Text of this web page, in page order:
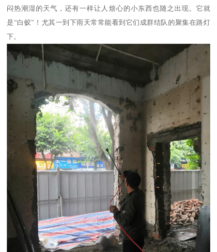
闷热潮湿的天气，还有一样让人烦心的小东西也随之出现。它就
是“白蚁”！尤其一到下雨天常常能看到它们成群结队的聚集在路灯
下。